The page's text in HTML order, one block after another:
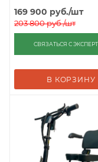
169 900 руб./шт
203 800руб./шт
СВЯЗАТЬСЯ С
В КОРЗИНУ